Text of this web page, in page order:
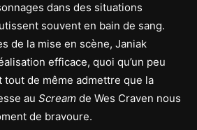
dans des situations
souvent en bain de sang.
de la mise en scène, Janiak
efficace, quoi qu’un peu
tout de même admettre que la
au Scream de Wes Craven nous
de bravoure.